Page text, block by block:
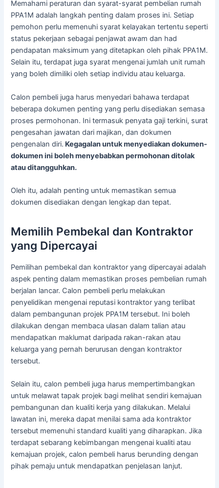
Memahami peraturan dan syarat-syarat pembelian rumah
PPA1M adalah langkah penting dalam proses ini. Setiap
pemohon perlu memenuhi syarat kelayakan tertentu seperti
status pekerjaan sebagai penjawat awam dan had
pendapatan maksimum yang ditetapkan oleh pihak PPA1M.
Selain itu, terdapat juga syarat mengenai jumlah unit rumah
yang boleh dimiliki oleh setiap individu atau keluarga.
Calon pembeli juga harus menyedari bahawa terdapat
beberapa dokumen penting yang perlu disediakan semasa
proses permohonan. Ini termasuk penyata gaji terkini, surat
pengesahan jawatan dari majikan, dan dokumen
pengenalan diri. Kegagalan untuk menyediakan dokumen-
dokumen ini boleh menyebabkan permohonan ditolak
atau ditangguhkan.
Oleh itu, adalah penting untuk memastikan semua
dokumen disediakan dengan lengkap dan tepat.
Memilih Pembekal dan Kontraktor
yang Dipercayai
Pemilihan pembekal dan kontraktor yang dipercayai adalah
aspek penting dalam memastikan proses pembelian rumah
berjalan lancar. Calon pembeli perlu melakukan
penyelidikan mengenai reputasi kontraktor yang terlibat
dalam pembangunan projek PPA1M tersebut. Ini boleh
dilakukan dengan membaca ulasan dalam talian atau
mendapatkan maklumat daripada rakan-rakan atau
keluarga yang pernah berurusan dengan kontraktor
tersebut.
Selain itu, calon pembeli juga harus mempertimbangkan
untuk melawat tapak projek bagi melihat sendiri kemajuan
pembangunan dan kualiti kerja yang dilakukan. Melalui
lawatan ini, mereka dapat menilai sama ada kontraktor
tersebut memenuhi standard kualiti yang diharapkan. Jika
terdapat sebarang kebimbangan mengenai kualiti atau
kemajuan projek, calon pembeli harus berunding dengan
pihak pemaju untuk mendapatkan penjelasan lanjut.